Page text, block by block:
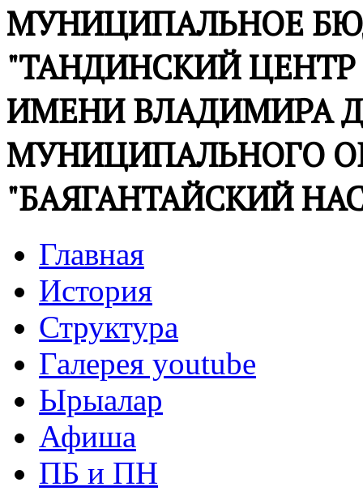
МУНИЦИПАЛЬНОЕ
"ТАНДИНСКИЙ
ИМЕНИ ВЛАДИМИРА
МУНИЦИПАЛЬНОГО
"БАЯГАНТАЙСКИЙ
Главная
История
Структура
Галерея youtube
Ырыалар
Афиша
ПБ и ПН